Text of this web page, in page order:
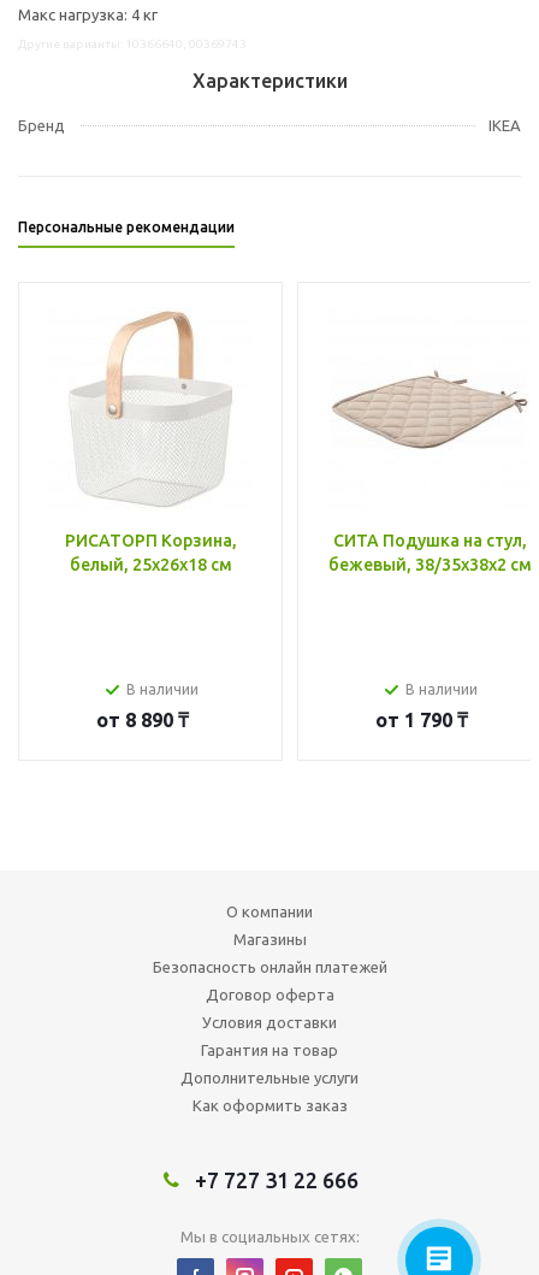
Макс нагрузка: 4 кг
Характеристики
Бренд IKEA
Персональные рекомендации
РИСАТОРП Корзина,
белый, 25x26x18 см
В наличии
от 8 890 ₸
СИТА Подушка на стул,
бежевый, 38/35x38x2 см
В наличии
от 1 790 ₸
О компании
Магазины
Безопасность онлайн платежей
Договор оферта
Условия доставки
Гарантия на товар
Дополнительные услуги
Как оформить заказ
+7 727 31 22 666
Мы в социальных сетях: